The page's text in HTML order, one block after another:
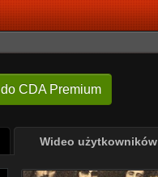
do CDA Premium
Wideo użytkowników